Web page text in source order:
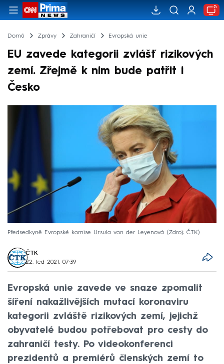
Domů Zprávy Zahraničí Evropská unie
EU zavede kategorii zvlášť rizikových
zemí. Zřejmě k nim bude patřit i
Česko
Předsedkyně Evropské komise Ursula von der Leyenová Zdroj: ČTK
ČTK
22. led 2021, 07:39
Evropská unie zavede ve snaze zpomalit
šíření nakažlivějších mutací koronaviru
kategorii zvláště rizikových zemí, jejichž
obyvatelé budou potřebovat pro cesty do
zahraničí testy. Po videokonferenci
prezidentů a premiérů členských zemí to